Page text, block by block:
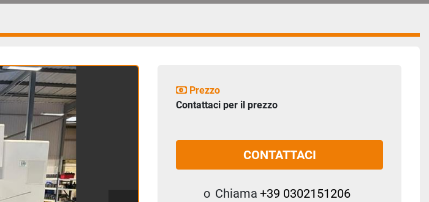
Prezzo
Contattaci per il prezzo
CONTATTACI
o Chiama +39 0302151206